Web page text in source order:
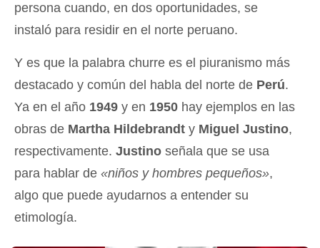
persona cuando, en dos oportunidades, se
instaló para residir en el norte peruano.
Y es que la palabra churre es el piuranismo más
destacado y común del habla del norte de Perú.
Ya en el año 1949 y en 1950 hay ejemplos en las
obras de Martha Hildebrandt y Miguel Justino,
respectivamente. Justino señala que se usa
para hablar de «niños y hombres pequeños»,
algo que puede ayudarnos a entender su
etimología.